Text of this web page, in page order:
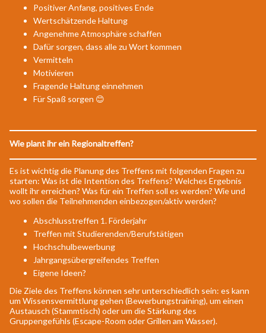
Positiver Anfang, positives Ende
Wertschätzende Haltung
Angenehme Atmosphäre schaffen
Dafür sorgen, dass alle zu Wort kommen
Vermitteln
Motivieren
Fragende Haltung einnehmen
Für Spaß sorgen 😊
Wie plant ihr ein Regionaltreffen?
Es ist wichtig die Planung des Treffens mit folgenden Fragen zu
starten: Was ist die Intention des Treffens? Welches Ergebnis
wollt ihr erreichen? Was für ein Treffen soll es werden? Wie und
wo sollen die Teilnehmenden einbezogen/aktiv werden?
Abschlusstreffen 1. Förderjahr
Treffen mit Studierenden/Berufstätigen
Hochschulbewerbung
Jahrgangsübergreifendes Treffen
Eigene Ideen?
Die Ziele des Treffens können sehr unterschiedlich sein: es kann
um Wissensvermittlung gehen (Bewerbungstraining), um einen
Austausch (Stammtisch) oder um die Stärkung des
Gruppengefühls (Escape-Room oder Grillen am Wasser).